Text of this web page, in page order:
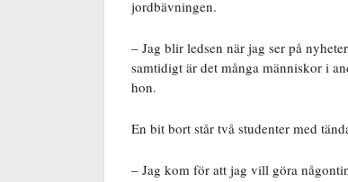
jordbävningen.
– Jag blir ledsen när jag ser på
samtidigt är det många människor i
hon.
En bit bort står två studenter med
– Jag kom för att jag vill göra